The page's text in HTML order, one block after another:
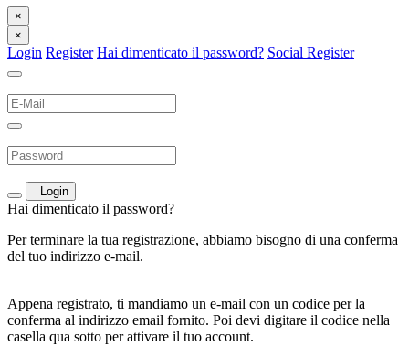
×
×
Login Register Hai dimenticato il password? Social Register
Login
Hai dimenticato il password?
Per terminare la tua registrazione, abbiamo bisogno di una conferma
del tuo indirizzo e-mail.
Appena registrato, ti mandiamo un e-mail con un codice per la
conferma al indirizzo email fornito. Poi devi digitare il codice nella
casella qua sotto per attivare il tuo account.